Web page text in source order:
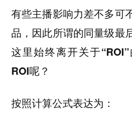
有些主播影响力差不多可
品，因此所谓的同量级最
这里始终离开关于
ROI呢？
按照计算公式表达为：